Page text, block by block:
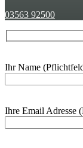
03563 92500
Ihr Name
Ihre Email Adresse